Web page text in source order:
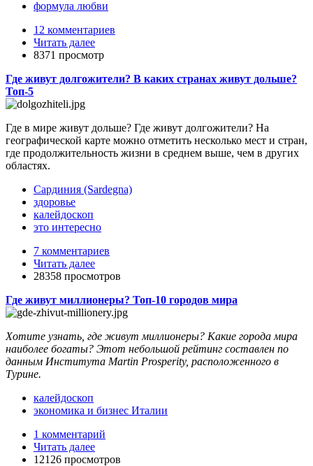
формула любви
12 комментариев
Читать далее
8371 просмотр
Где живут долгожители? В каких странах живут дольше?
Топ-5
Где в мире живут дольше? Где живут долгожители? На
географической карте можно отметить несколько мест и стран,
где продолжительность жизни в среднем выше, чем в других
областях.
Сардиния (Sardegna)
здоровье
калейдоскоп
это интересно
7 комментариев
Читать далее
28358 просмотров
Где живут миллионеры? Топ-10 городов мира
Хотите узнать, где живут миллионеры? Какие города мира
наиболее богаты? Этот небольшой рейтинг составлен по
данным Института Martin Prosperity, расположенного в
Турине.
калейдоскоп
экономика и бизнес Италии
1 комментарий
Читать далее
12126 просмотров